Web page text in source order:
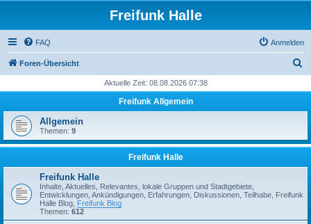
Freifunk Halle
FAQ Anmelden
Foren-Übersicht
h
Aktuelle Zeit: 08.08.2026 07:38
Freifunk Allgemein
Allgemein
Themen: 9
Freifunk Halle
Freifunk Halle
Inhalte, Aktuelles, Relevantes, lokale Gruppen und Stadtgebiete,
Entwicklungen, Ankündigungen, Erfahrungen, Diskussionen, Teilhabe, Freifunk
Halle Blog, Freifunk Blog
Themen: 612